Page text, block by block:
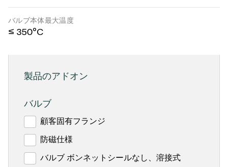
バルブ本体最大温度
≤ 350°C
製品のアドオン
バルブ
顧客固有フランジ
防磁仕様
バルブ ボンネットシールなし、溶接式